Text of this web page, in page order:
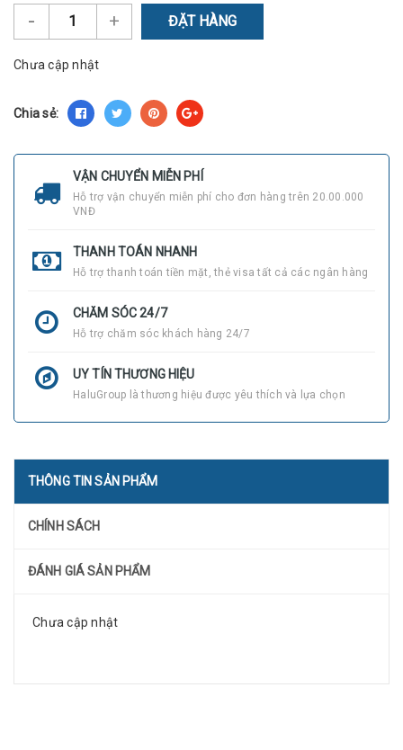
- + ĐẶT HÀNG
Chưa cập nhật
Chia sẻ:
VẬN CHUYỂN MIỄN PHÍ
Hỗ trợ vận chuyển miễn phí cho đơn hàng trên 20.00.000
VNĐ
THANH TOÁN NHANH
Hỗ trợ thanh toán tiền mặt, thẻ visa tất cả các ngân hàng
CHĂM SÓC 24/7
Hỗ trợ chăm sóc khách hàng 24/7
UY TÍN THƯƠNG HIỆU
HaluGroup là thương hiệu được yêu thích và lựa chọn
THÔNG TIN SẢN PHẨM
CHÍNH SÁCH
ĐÁNH GIÁ SẢN PHẨM
Chưa cập nhật